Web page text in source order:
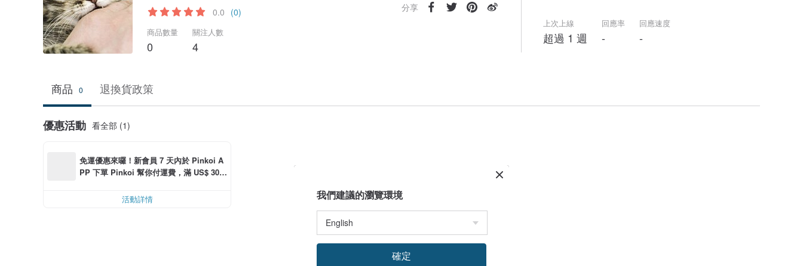
0.0 (0)
商品數量
0
關注人數
4
分享
上次上線
超過 1 週
回應率
-
回應速度
-
商品 0 退換貨政策
優惠活動 看全部 (1)
免運優惠來囉！新會員 7 天內於 Pinkoi A
PP 下單 Pinkoi 幫你付運費，滿 US$ 30.0
活動詳情
我們建議的瀏覽環境
確定